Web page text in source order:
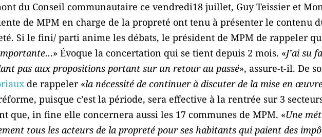
du Conseil communautaire ce vendredi18 juillet, Guy Teissier et
de MPM en charge de la propreté ont tenu à présenter le contenu
Si le fini/ parti anime les débats, le président de MPM de rappeler
» Évoque la concertation qui se tient depuis 2 mois. «J’ai su
pas aux propositions portant sur un retour au passé», assure-t-il. De
de rappeler «la nécessité de continuer à discuter de la mise en
puisque c’est la période, sera effective à la rentrée sur 3
que, in fine elle concernera aussi les 17 communes de MPM. «Une
tous les acteurs de la propreté pour ses habitants qui paient des